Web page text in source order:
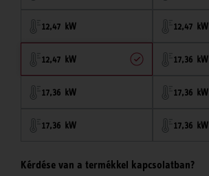
12,47 kW 12,47 kW
12,47 kW 17,36 kW
17,36 kW 17,36 kW
17,36 kW 17,36 kW
Kérdése van a termékkel kapcsolatban?